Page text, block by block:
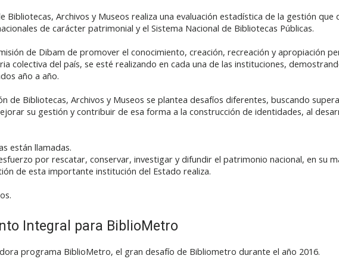
Bibliotecas, Archivos y Museos realiza una evaluación estadística de la gestión que
de carácter patrimonial y el Sistema Nacional de Bibliotecas Públicas.
de Dibam de promover el conocimiento, creación, recreación y apropiación
colectiva del país, se esté realizando en cada una de las instituciones,
año a año.
de Bibliotecas, Archivos y Museos se plantea desafíos diferentes, buscando
su gestión y contribuir de esa forma a la construcción de identidades, al
están llamadas.
por rescatar, conservar, investigar y difundir el patrimonio nacional, en su
de esta importante institución del Estado realiza.
Integral para BiblioMetro
programa BiblioMetro, el gran desafío de Bibliometro durante el año 2016.